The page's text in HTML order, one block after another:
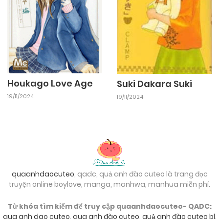
Houkago Love Age
19/11/2024
Suki Dakara Suki
19/11/2024
quaanhdaocuteo, qadc, quả anh đào cuteo là trang đọc
truyện online boylove, manga, manhwa, manhua miễn phí.
Từ khóa tìm kiếm để truy cập quaanhdaocuteo- QADC:
qua anh dao cuteo, qua anh đào cuteo, quả anh đào cuteo bl,